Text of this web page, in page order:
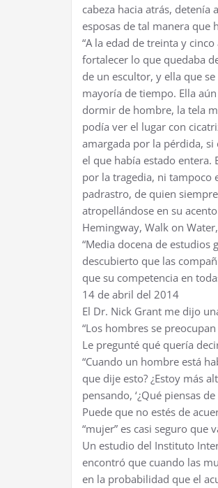
cabeza hacia atrás, detenía
esposas de tal manera que
“A la edad de treinta y
fortalecer lo que quedaba
de un escultor, y ella que
mayoría de tiempo. Ella
dormir de hombre, la tela
podía ver el lugar con
amargada por la pérdida,
el que había estado
por la tragedia, ni tampoco
padrastro, de quien
atropellándose en su
Hemingway, Walk on
“Media docena de estudios
descubierto que las
que su competencia en
14 de abril del 2014
El Dr. Nick Grant me dijo
“Los hombres se
Le pregunté qué quería
“Cuando un hombre está
que dije esto? ¿Estoy más
pensando, ‘¿Qué piensas
Puede que no estés de
“mujer” es casi seguro que
Un estudio del Instituto
encontró que cuando las
en la probabilidad que el